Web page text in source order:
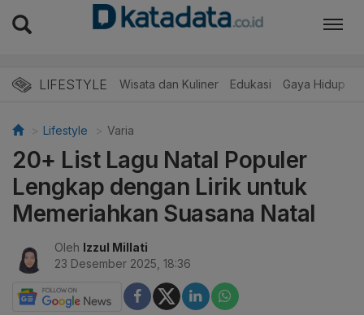
LIFESTYLE Wisata dan Kuliner Edukasi Gaya Hidup
Lifestyle Varia
20+ List Lagu Natal Populer
Lengkap dengan Lirik untuk
Memeriahkan Suasana Natal
Oleh Izzul Millati
23 Desember 2025, 18:36